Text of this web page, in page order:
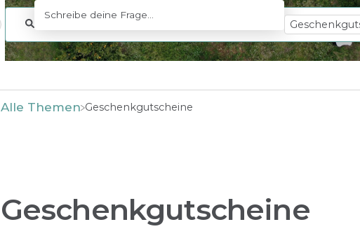
Alle Themen ​Geschenkgutscheine
Geschenkgutscheine